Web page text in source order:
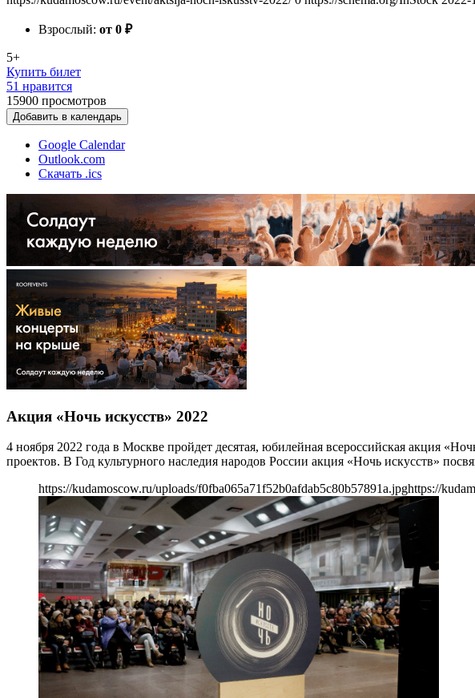
Взрослый: от 0 ₽
5+
Купить билет
51 нравится
15900 просмотров
Добавить в календарь
Google Calendar
Outlook.com
Скачать .ics
Акция «Ночь искусств» 2022
4 ноября 2022 года в Москве пройдет десятая, юбилейная всероссийская акция
проектов. В Год культурного наследия народов России акция «Ночь искусств»
https://kudamoscow.ru/uploads/f0fba065a71f52b0afdab5c80b57891a.jpghttps://